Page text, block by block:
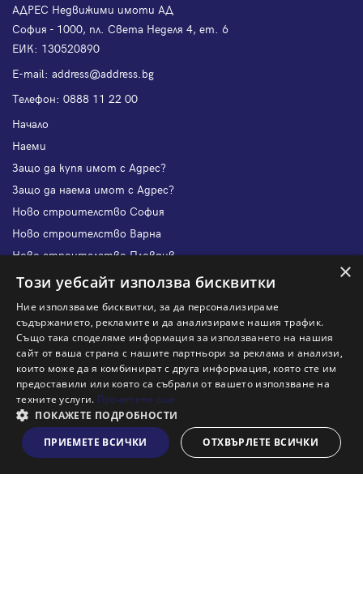
Виж на картата
АДРЕС Недвижими имоти АД
София - 1000, пл. Света Неделя 4, ет. 6
ЕИК: 130520890
Е-mail: address@address.bg
Телефон: 0888 11 22 00
Начало
Наеми
Защо да купя имот с Адрес?
Защо да наема имот с Адрес?
Ново строителство София
Ново строителство Варна
Ново строителство Пловдив
Ново строителство Бургас
Защо да отдам имот с Адрес?
Наши офиси
Кариери
Кои сме ние?
Франчайз
Блог
Искаш ли да получаваш актуална информация за пазара
на недвижими имоти?
×
Този уебсайт използва бисквитки
Ние използваме бисквитки, за да персонализираме
съдържанието, рекламите и да анализираме нашия трафик.
Също така споделяме информация за използването на нашия
сайт от ваша страна с нашите партньори за реклама и анализи,
които може да я комбинират с друга информация, която сте им
предоставили или която са събрали от вашето използване на
техните услуги. Прочетете още
ПОКАЖЕТЕ ПОДРОБНОСТИ
ПРИЕМЕТЕ ВСИЧКИ
ОТХВЪРЛЕТЕ ВСИЧКИ